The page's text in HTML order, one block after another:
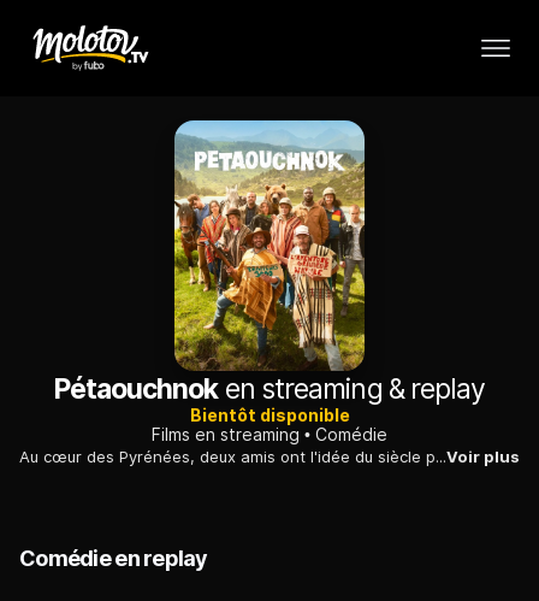
Pétaouchnoken streaming & replay
Bientôt disponible
Films en streaming
Comédie
Au cœur des Pyrénées, deux amis ont l'idée du siècle pour se sortir de la précarité : lancer une chevauchée fantastique à travers la montagne, pour touristes en mal de nature, de silence, d'aventure.Voir plus
Comédie en replay